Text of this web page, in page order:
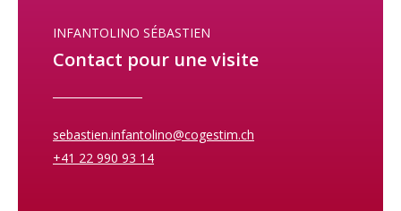
INFANTOLINO SÉBASTIEN
Contact pour une visite
sebastien.infantolino@cogestim.ch
+41 22 990 93 14